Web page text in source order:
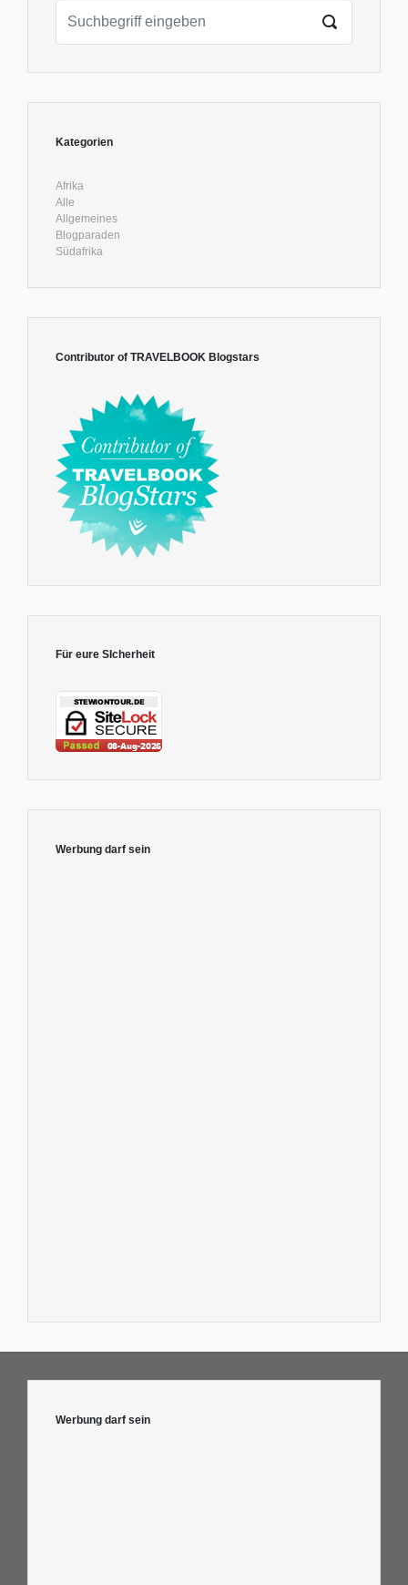
Kategorien
Afrika
Alle
Allgemeines
Blogparaden
Südafrika
Contributor of TRAVELBOOK Blogstars
Für eure SIcherheit
Werbung darf sein
Werbung darf sein